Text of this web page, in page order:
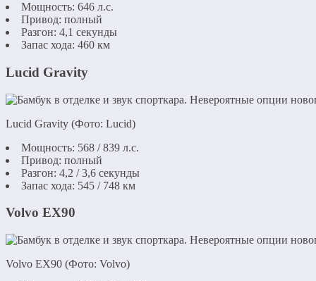
Мощность: 646 л.с.
Привод: полный
Разгон: 4,1 секунды
Запас хода: 460 км
Lucid Gravity
Lucid Gravity (Фото: Lucid)
Мощность: 568 / 839 л.с.
Привод: полный
Разгон: 4,2 / 3,6 секунды
Запас хода: 545 / 748 км
Volvo EX90
Volvo EX90 (Фото: Volvo)